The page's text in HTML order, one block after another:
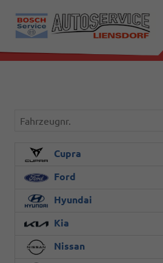
Fahrzeugnr.
Cupra
Ford
Hyundai
Kia
Nissan